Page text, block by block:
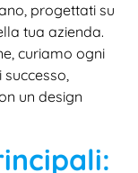
progettati su
tua azienda.
curiamo ogni
un design